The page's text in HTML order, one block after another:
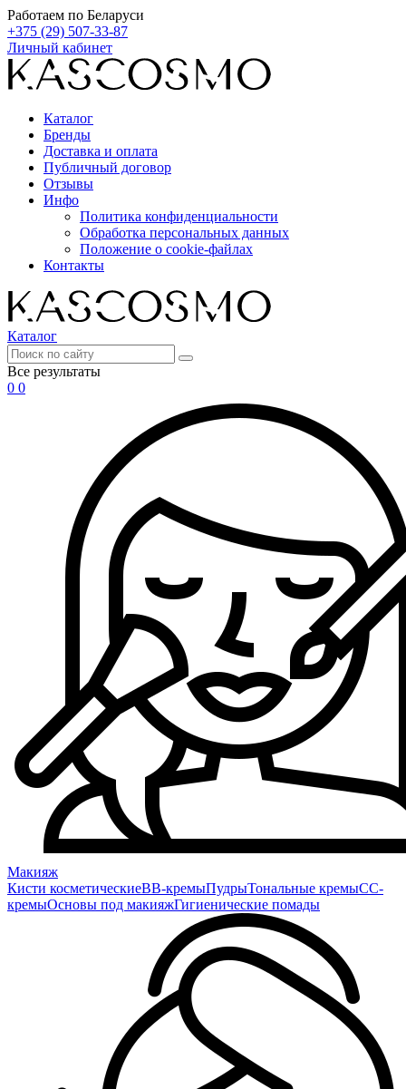
Работаем по Беларуси
+375 (29) 507-33-87
Личный кабинет
Каталог
Бренды
Доставка и оплата
Публичный договор
Отзывы
Инфо
Политика конфиденциальности
Обработка персональных данных
Положение о cookie-файлах
Контакты
Каталог
Все результаты
0 0
Макияж
Кисти косметическиеBB-кремыПудрыТональные кремыCC-
кремыОсновы под макияжГигиенические помады